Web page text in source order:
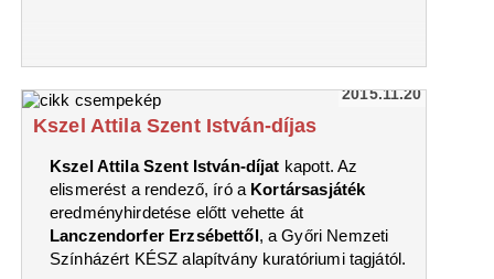
2015.11.20
Kszel Attila Szent István-díjas
Kszel Attila Szent István-díjat kapott. Az
elismerést a rendező, író a Kortársasjáték
eredményhirdetése előtt vehette át
Lanczendorfer Erzsébettől, a Győri Nemzeti
Színházért KÉSZ alapítvány kuratóriumi tagjától.